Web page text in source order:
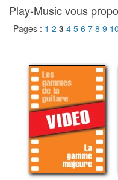
Play-Music vous
Pages : 1 2 3 4 5 6 7 8 9 10